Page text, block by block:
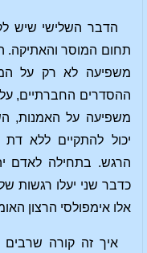
הדבר השלישי שיש
תחום המוסר והאתיקה.
משפיעה לא רק על
ההסדרים החברתיים, על
משפיעה על האמנות,
יכול להתקיים ללא
הרגש. בתחילה לאדם
כדבר שני יעלו רגשות
אלו אימפולסי הרצון
איך זה קורה שרבים